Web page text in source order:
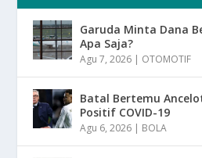
Garuda Minta Dana
Apa Saja?
Agu 7, 2026 | OTOMOTIF
Batal Bertemu
Positif COVID-19
Agu 6, 2026 | BOLA